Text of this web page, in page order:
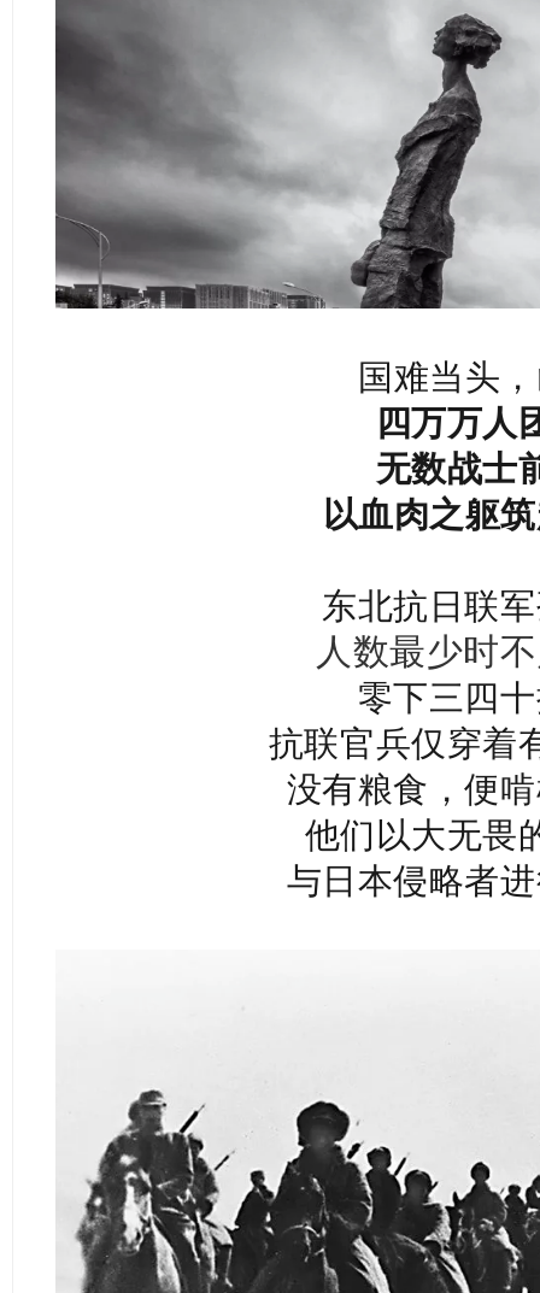
国难当头
四万万人
无数战士
以血肉之躯
东北抗日联
人数最少时
零下三四
抗联官兵仅穿着
没有粮食，便
他们以大无畏
与日本侵略者